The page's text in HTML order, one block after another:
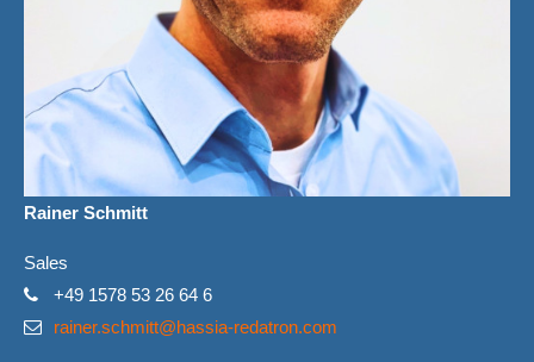
Rainer Schmitt
Sales
+49 1578 53 26 64 6
rainer.schmitt@hassia-redatron.com